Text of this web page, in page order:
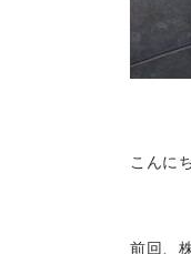
こんに
前回、